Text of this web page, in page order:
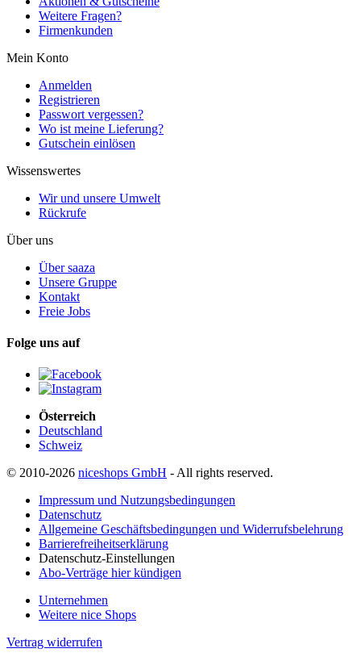
Weitere Fragen?
Firmenkunden
Mein Konto
Anmelden
Registrieren
Passwort vergessen?
Wo ist meine Lieferung?
Gutschein einlösen
Wissenswertes
Wir und unsere Umwelt
Rückrufe
Über uns
Über saaza
Unsere Gruppe
Kontakt
Freie Jobs
Folge uns auf
Österreich
Deutschland
Schweiz
© 2010-2026 niceshops GmbH - All rights reserved.
Impressum und Nutzungsbedingungen
Datenschutz
Allgemeine Geschäftsbedingungen und Widerrufsbelehrung
Barrierefreiheitserklärung
Datenschutz-Einstellungen
Abo-Verträge hier kündigen
Unternehmen
Weitere nice Shops
Vertrag widerrufen